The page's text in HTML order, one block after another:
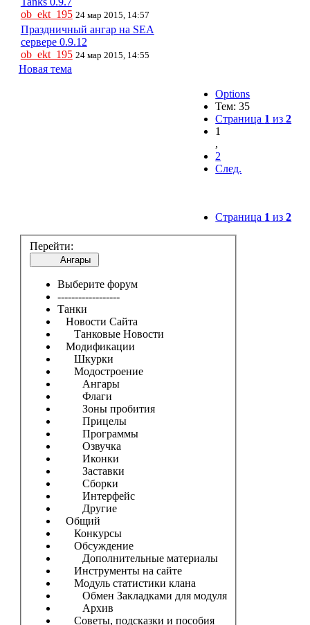
ob_ekt_195 24 мар 2015, 14:57
Праздничный ангар на SEA
сервере 0.9.12
ob_ekt_195 24 мар 2015, 14:55
Новая тема
Options
Тем: 35
Страница 1 из2
1
,
2
След.
Страница 1 из2
Перейти:
Ангары
Выберите форум
------------------
Танки
Новости Сайта
Танковые Новости
Модификации
Шкурки
Модостроение
Ангары
Флаги
Зоны пробития
Прицелы
Программы
Озвучка
Иконки
Заставки
Сборки
Интерфейс
Другие
Общий
Конкурсы
Обсуждение
Дополнительные материалы
Инструменты на сайте
Модуль статистики клана
Обмен Закладками для модуля
Архив
Советы, подсказки и пособия